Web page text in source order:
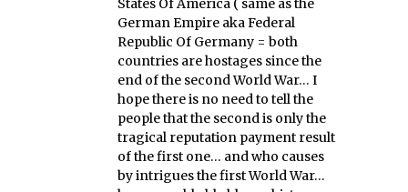
States Of America ( same as the
German Empire aka Federal
Republic Of Germany = both
countries are hostages since the
end of the second World War… I
hope there is no need to tell the
people that the second is only the
tragical reputation payment result
of the first one… and who causes
by intrigues the first World War…